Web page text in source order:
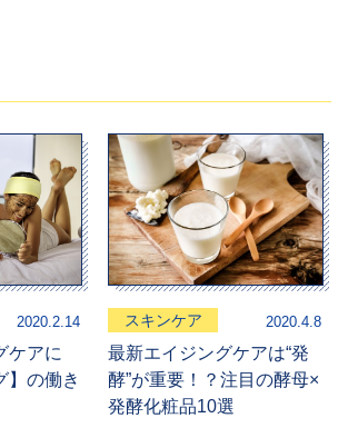
2020.2.14
ケアに
】の働き
スキンケア 2020.4.8
最新エイジングケアは“発
酵”が重要！？注目の酵母×
発酵化粧品10選